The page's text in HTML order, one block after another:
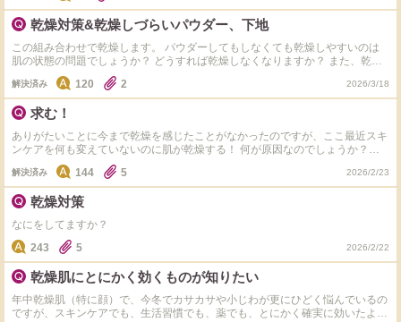
です。 試供品やお試しミニサイズを購入し、下記3パターンを試しました。 ①
いつものスキンケア＋お試し下地・ファンデ ②お試しスキンケア＋いつもの下
地・ファンデ ③全てお試し品 どれもつけたそばからモロモロが出たり、1、２
時間後には口周りがつっぱり、午前中のうちに乾燥崩れしてしまいガサガサし
た感じになりました。 Ｔゾーンはいつもよりテカリが抑えられ、毛穴や化粧
崩れは特に気になりませんでした。 組み合わせが悪かったせいもあるかもし
れませんが、乾燥しないベースメイク商品or乾燥しない方法を教えて頂きたい
です。 もしくはいずれも変更せずに継続した方が良いでしょうか？ アドバイ
スよろしくお願いします。 現在使用しているのはタグ付けした黒KANEBOと
コスデコです。 デイは秋冬等の乾燥時期、ヴェイルオブデイは夏に使用。 コ
スデコはフロウライザーが普段使用しているものになります。 それ以外にタ
乾燥対策&乾燥しづらいパウダー、下地
この組み合わせで乾燥します。 パウダーしてもしなくても乾燥しやすいのは
肌の状態の問題でしょうか？ どうすれば乾燥しなくなりますか？ また、乾燥
しづらいパウダーや下地は何がありますか？ 乾燥は頬や眉間が多いです。
解決済み 120 2 2026/3/18
求む！
ありがたいことに今まで乾燥を感じたことがなかったのですが、ここ最近スキ
ンケアを何も変えていないのに肌が乾燥する！ 何が原因なのでしょうか？わ
かる方いらっしゃいますか？
解決済み 144 5 2026/2/23
乾燥対策
なにをしてますか？
243
5 2026/2/22
乾燥肌にとにかく効くものが知りたい
年中乾燥肌（特に顔）で、今冬でカサカサや小じわが更にひどく悩んでいるの
ですが、スキンケアでも、生活習慣でも、薬でも、とにかく確実に効いたよ！